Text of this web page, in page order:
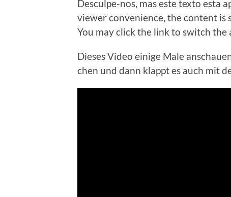
Desculpe-nos, mas este tex­to esta
view­er con­ve­ni­ence, the con­tent
You may click the link to switch the
Die­ses Video eini­ge Male
chen und dann klappt es auch mit